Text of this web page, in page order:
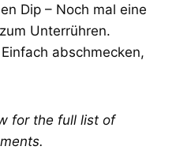
Dip – Noch mal eine
Unterrühren.
abschmecken,
for the full list of